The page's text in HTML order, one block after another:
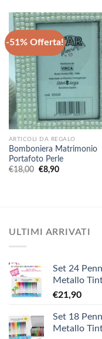
-51% Offerta!
ARTICOLI DA REGALO
Bomboniera Matrimonio
Portafoto Perle
€18,00 Il
€8,90Il
ULTIMI ARRIVATI
Set 24
Metallo
€21,90
Set 18
Metallo